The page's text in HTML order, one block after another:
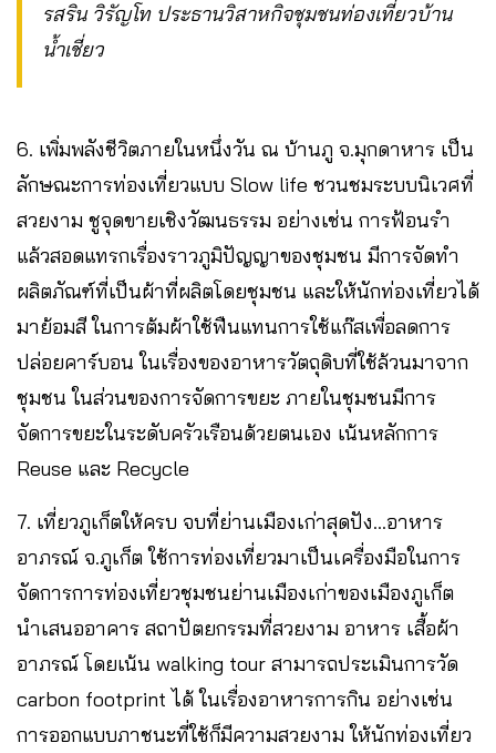
รสริน วิรัญโท ประธานวิสาหกิจชุมชนท่องเที่ยวบ้าน
น้ำเชี่ยว
6. เพิ่มพลังชีวิตภายในหนึ่งวัน ณ บ้านภู จ.มุกดาหาร เป็น
ลักษณะการท่องเที่ยวแบบ Slow life ชวนชมระบบนิเวศที่
สวยงาม ชูจุดขายเชิงวัฒนธรรม อย่างเช่น การฟ้อนรำ
แล้วสอดแทรกเรื่องราวภูมิปัญญาของชุมชน มีการจัดทำ
ผลิตภัณฑ์ที่เป็นผ้าที่ผลิตโดยชุมชน และให้นักท่องเที่ยวได้
มาย้อมสี ในการต้มผ้าใช้ฟืนแทนการใช้แก๊สเพื่อลดการ
ปล่อยคาร์บอน ในเรื่องของอาหารวัตถุดิบที่ใช้ล้วนมาจาก
ชุมชน ในส่วนของการจัดการขยะ ภายในชุมชนมีการ
จัดการขยะในระดับครัวเรือนด้วยตนเอง เน้นหลักการ
Reuse และ Recycle
7. เที่ยวภูเก็ตให้ครบ จบที่ย่านเมืองเก่าสุดปัง…อาหาร
อาภรณ์ จ.ภูเก็ต ใช้การท่องเที่ยวมาเป็นเครื่องมือในการ
จัดการการท่องเที่ยวชุมชนย่านเมืองเก่าของเมืองภูเก็ต
นำเสนออาคาร สถาปัตยกรรมที่สวยงาม อาหาร เสื้อผ้า
อาภรณ์ โดยเน้น walking tour สามารถประเมินการวัด
carbon footprint ได้ ในเรื่องอาหารการกิน อย่างเช่น
การออกแบบภาชนะที่ใช้ก็มีความสวยงาม ให้นักท่องเที่ยว